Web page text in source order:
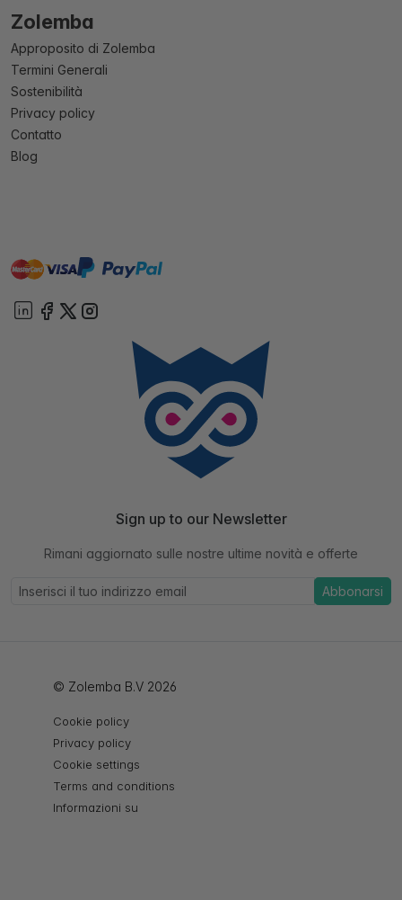
Zolemba
Approposito di Zolemba
Termini Generali
Sostenibilità
Privacy policy
Contatto
Blog
mastervisa paypal
Sign up to our Newsletter
Rimani aggiornato sulle nostre ultime novità e offerte
Abbonarsi
© Zolemba B.V 2026
Cookie policy
Privacy policy
Cookie settings
Terms and conditions
Informazioni su